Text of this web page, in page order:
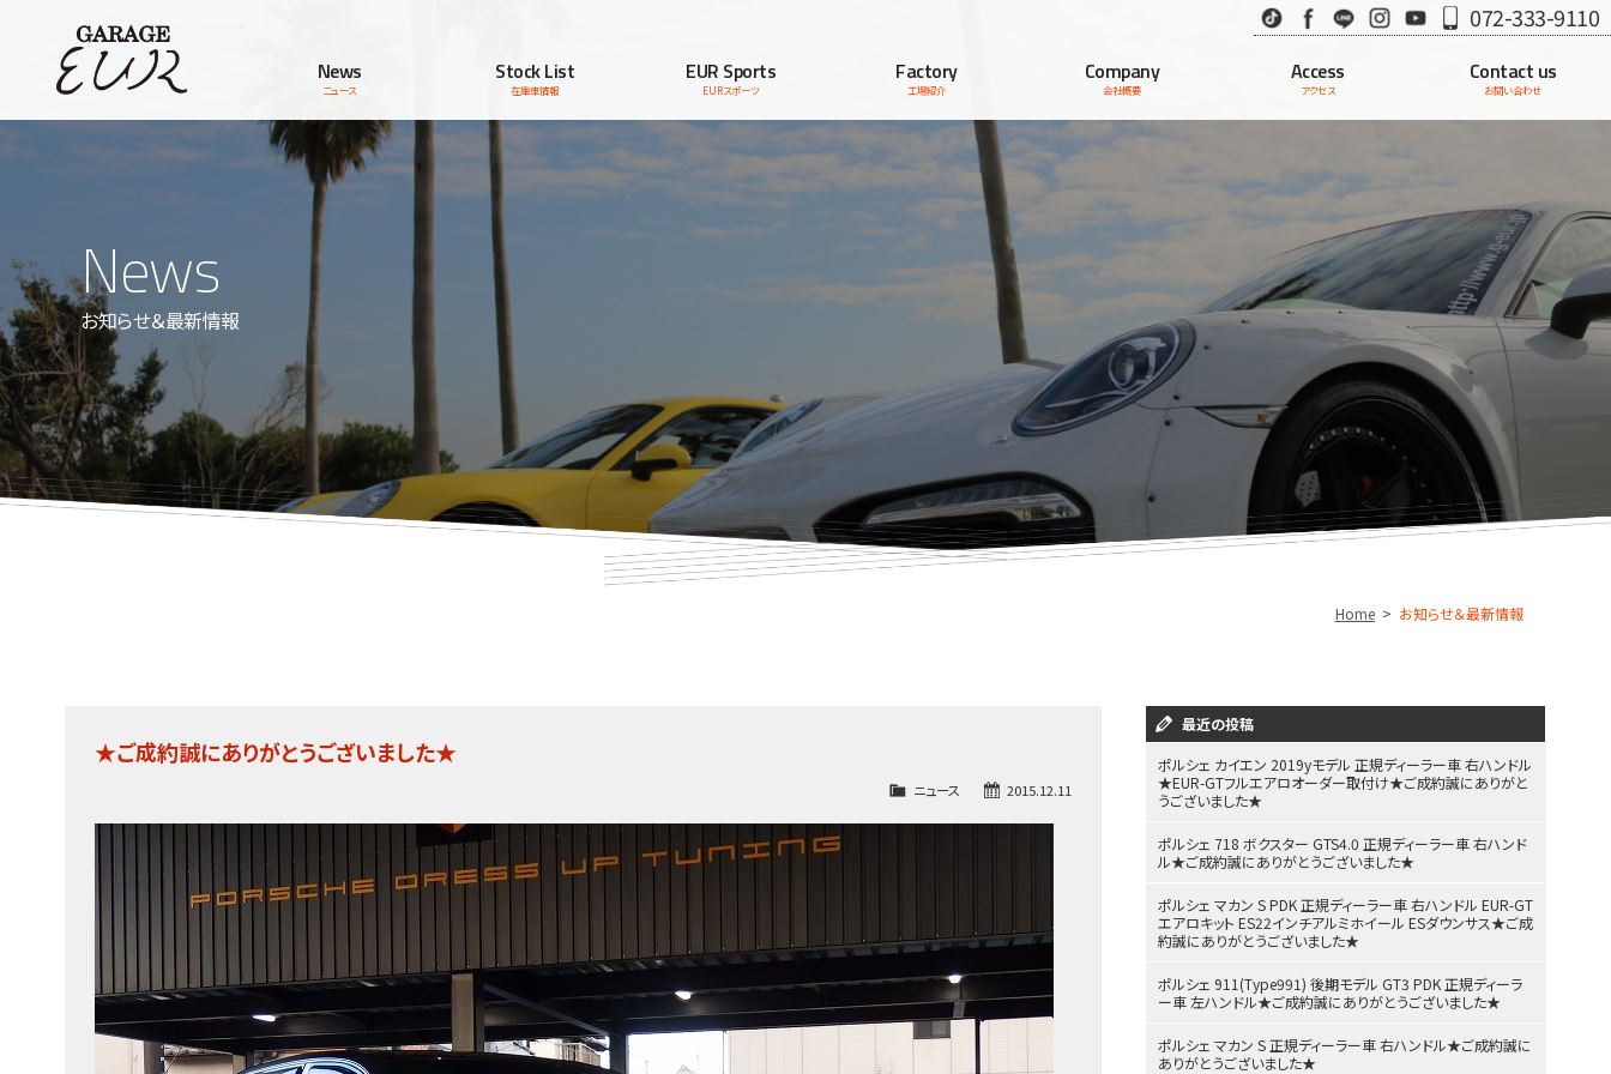
TikTok Facebook
LINE InstagramYoutube072-333-9110
News
ニュース
Stock List
在庫車情報
EUR Sports
EURスポーツ
Factory
工場紹介
Company
会社概要
Access
アクセス
Contact us
お問い合わせ
News
お知らせ＆最新情報
Home お知らせ＆最新情報
★ご成約誠にありがとうございました★
2015.12.11
ニュース
最近の投稿
ポルシェ カイエン 2019yモデル 正規ディーラー車 右ハンドル
★EUR-GTフルエアロオーダー取付け★ご成約誠にありがと
うございました★
ポルシェ 718 ボクスター GTS4.0 正規ディーラー車 右ハンド
ル★ご成約誠にありがとうございました★
ポルシェ マカン S PDK 正規ディーラー車 右ハンドル EUR-GT
エアロキット ES22インチアルミホイール ESダウンサス★ご成
約誠にありがとうございました★
ポルシェ 911(Type991) 後期モデル GT3 PDK 正規ディーラ
ー車 左ハンドル★ご成約誠にありがとうございました★
ポルシェ マカン S 正規ディーラー車 右ハンドル★ご成約誠に
ありがとうございました★